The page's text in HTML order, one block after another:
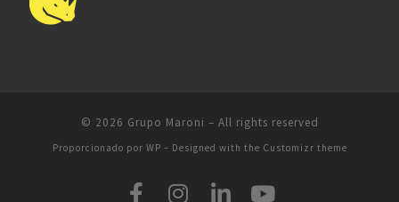
© 2026 Grupo Maroni – All rights reserved
Proporcionado por WP – Designed with the Customizr theme